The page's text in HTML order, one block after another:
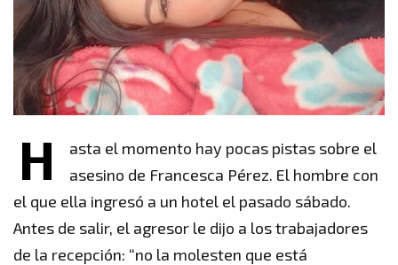
H
asta el momento hay pocas pistas sobre el
asesino de Francesca Pérez. El hombre con
el que ella ingresó a un hotel el pasado sábado.
Antes de salir, el agresor le dijo a los trabajadores
de la recepción: “no la molesten que está